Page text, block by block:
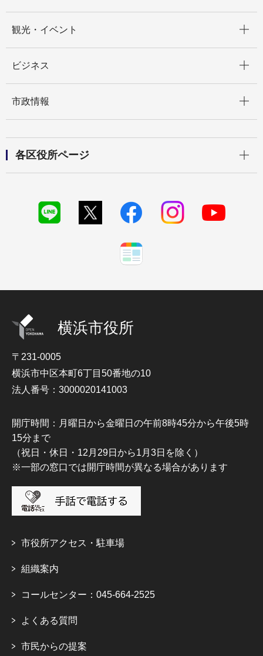
観光・イベント
ビジネス
市政情報
各区役所ページ
横浜市役所
〒231-0005
横浜市中区本町6丁目50番地の10
法人番号：3000020141003
開庁時間：月曜日から金曜日の午前8時45分から午後5時
15分まで
（祝日・休日・12月29日から1月3日を除く）
※一部の窓口では開庁時間が異なる場合があります
市役所アクセス・駐車場
組織案内
コールセンター：045-664-2525
よくある質問
市民からの提案